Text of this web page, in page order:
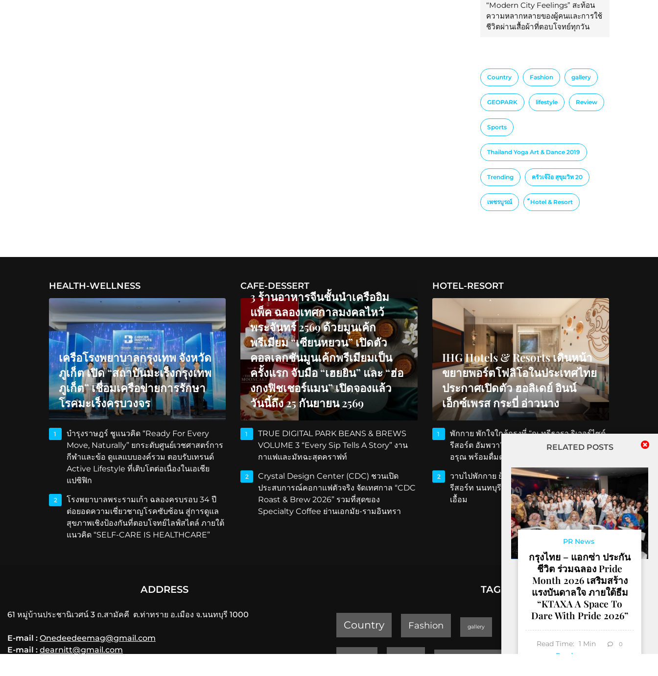
“Modern City Feelings” สะท้อน
ความหลากหลายของผู้คนและการใช้
ชีวิตผ่านเสื้อผ้าที่ตอบโจทย์ทุกวัน
Country Fashion gallery
GEOPARK lifestyle Review
Sports
Thailand Yoga Art & Dance 2019
Trending ครัวเจ๊ง้อ สุขุมวิท 20
เพชรบูรณ์ ็Hotel & Resort
RELATED POSTS
PR News
กรุงไทย – แอกซ่า ประกัน
ชีวิต ร่วมฉลอง Pride
Month 2026 เสริมสร้าง
แรงบันดาลใจ ภายใต้ธีม
“KTAXA A Space To
Dare With Pride 2026”
Read Time: 1 Min 0
Read more
HEALTH-WELLNESS
เครือโรงพยาบาลกรุงเทพ จังหวัด
ภูเก็ต เปิด “สถาบันมะเร็งกรุงเทพ
ภูเก็ต” เชื่อมเครือข่ายการรักษา
โรคมะเร็งครบวงจร
1
บำรุงราษฎร์ ชูแนวคิด “Ready For Every
Move, Naturally” ยกระดับศูนย์เวชศาสตร์การ
กีฬาและข้อ ดูแลแบบองค์รวม ตอบรับเทรนด์
Active Lifestyle ที่เติบโตต่อเนื่องในเอเชีย
แปซิฟิก
2
โรงพยาบาลพระรามเก้า ฉลองครบรอบ 34 ปี
ต่อยอดความเชี่ยวชาญโรคซับซ้อน สู่การดูแล
สุขภาพเชิงป้องกันที่ตอบโจทย์ไลฟ์สไตล์ ภายใต้
แนวคิด “SELF-CARE IS HEALTHCARE”
CAFE-DESSERT
3 ร้านอาหารจีนชั้นนำเครืออิม
แพ็ค ฉลองเทศกาลมงคลไหว้
พระจันทร์ 2569 ด้วยมูนเค้ก
พรีเมียม “เซียนหยวน” เปิดตัว
คอลเลกชันมูนเค้กพรีเมียมเป็น
ครั้งแรก จับมือ “เฮยยิน” และ “ฮ่อ
งกงฟิชเชอร์แมน” เปิดจองแล้ว
วันนี้ถึง 25 กันยายน 2569
1
TRUE DIGITAL PARK BEANS & BREWS
VOLUME 3 “Every Sip Tells A Story” งาน
กาแฟและมัทฉะสุดคราฟท์
2
Crystal Design Center (CDC) ชวนเปิด
ประสบการณ์คอกาแฟตัวจริง จัดเทศกาล “CDC
Roast & Brew 2026” รวมที่สุดของ
Specialty Coffee ย่านเอกมัย-รามอินทรา
HOTEL-RESORT
IHG Hotels & Resorts เดินหน้า
ขยายพอร์ตโฟลิโอในประเทศไทย
ประกาศเปิดตัว ฮอลิเดย์ อินน์
เอ็กซ์เพรส กระบี่ อ่าวนาง
1
พักกาย พักใจใกล้กรุงที่ “ณ ทรีธารา ริเวอร์ไซด์
รีสอร์ต อัมพวา” สัมผัสวิถีริมน้ำ ตักบาตรรับ
อรุณ พร้อมดื่มด่ำเสน่ห์สมุทรสงคราม
2
วาบไปพักกาย ย้อนเวลาไปพักใจที่ ‘ทับขวัญ
รีสอร์ท นนทบุรี’ เสน่ห์เรือนไทยโบราณใกล้แค่
เอื้อม
ADDRESS
61 หมู่บ้านประชานิเวศน์ 3 ถ.สามัคคี ต.ท่าทราย อ.เมือง จ.นนทบุรี 1000
E-mail : Onedeedeemag@gmail.com
E-mail : dearnitt@gmail.com
TAGS
Country Fashion gallery lifestyle
Trending